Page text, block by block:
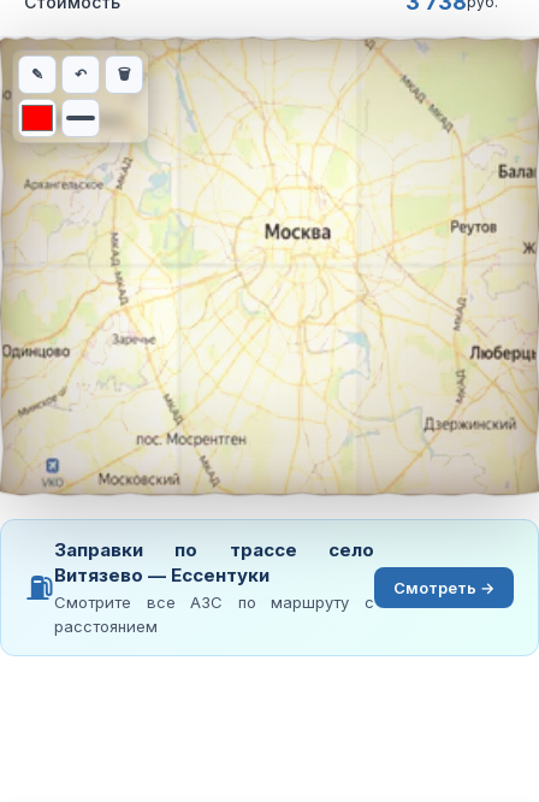
Интерактивная карта автомобильного маршрута из города
✎ ↶ 🗑
⛽
Заправки по трассе село
Витязево — Ессентуки
Смотрите все АЗС по маршруту с
расстоянием
Смотреть →